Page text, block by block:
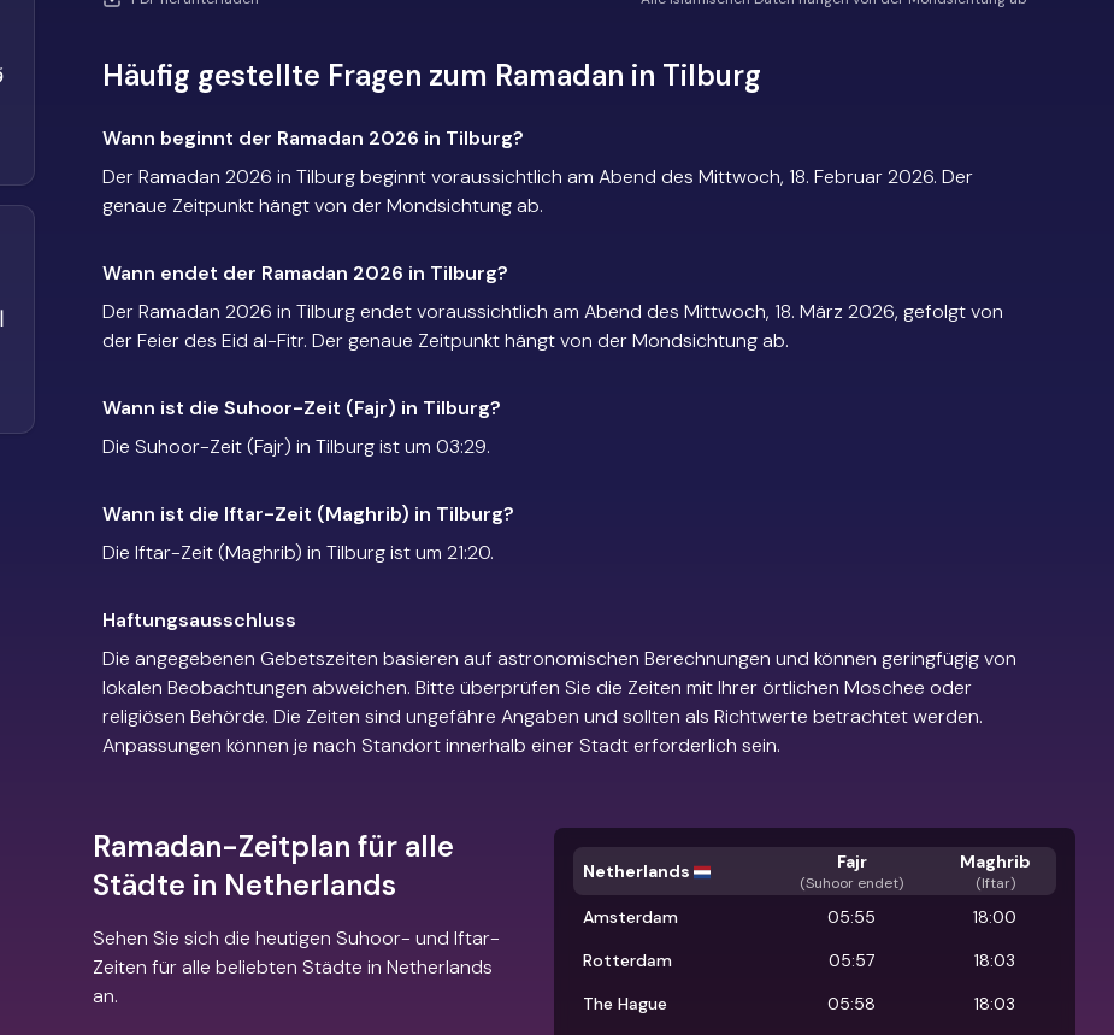
Häufig gestellte Fragen zum Ramadan in Tilburg
Wann beginnt der Ramadan 2026 in Tilburg?
Der Ramadan 2026 in Tilburg beginnt voraussichtlich am Abend des Mittwoch, 18. Februar 2026. Der
genaue Zeitpunkt hängt von der Mondsichtung ab.
Wann endet der Ramadan 2026 in Tilburg?
Der Ramadan 2026 in Tilburg endet voraussichtlich am Abend des Mittwoch, 18. März 2026, gefolgt von
der Feier des Eid al-Fitr. Der genaue Zeitpunkt hängt von der Mondsichtung ab.
Wann ist die Suhoor-Zeit (Fajr) in Tilburg?
Die Suhoor-Zeit (Fajr) in Tilburg ist um 03:29.
Wann ist die Iftar-Zeit (Maghrib) in Tilburg?
Die Iftar-Zeit (Maghrib) in Tilburg ist um 21:20.
Haftungsausschluss
Die angegebenen Gebetszeiten basieren auf astronomischen Berechnungen und können geringfügig von
lokalen Beobachtungen abweichen. Bitte überprüfen Sie die Zeiten mit Ihrer örtlichen Moschee oder
religiösen Behörde. Die Zeiten sind ungefähre Angaben und sollten als Richtwerte betrachtet werden.
Anpassungen können je nach Standort innerhalb einer Stadt erforderlich sein.
Ramadan-Zeitplan für alle
Städte in Netherlands
Sehen Sie sich die heutigen Suhoor- und Iftar-
Zeiten für alle beliebten Städte in Netherlands
an.
Netherlands Fajr
(Suhoor endet)
Maghrib
(Iftar)
Amsterdam 05:55
18:00
Rotterdam
05:57
18:03
The Hague
05:58
18:03